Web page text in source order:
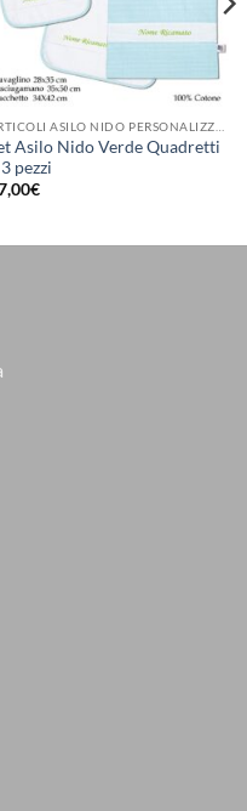
Asilo Nido Verde Quadretti
pezzi
€